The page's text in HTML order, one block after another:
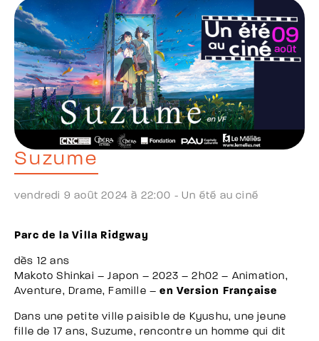
Suzume
vendredi 9 août 2024 à 22:00 -Un été au ciné
Parc de la Villa Ridgway
dès 12 ans
Makoto Shinkai – Japon – 2023 – 2h02 – Animation,
Aventure, Drame, Famille –en Version Française
Dans une petite ville paisible de Kyushu, une jeune
fille de 17 ans, Suzume, rencontre un homme qui dit